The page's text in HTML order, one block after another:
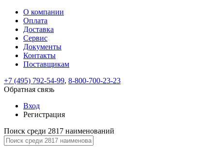
ВходРегистрация
Только
test@example.com
отправлена
по
ней
для
регистрации.
Ок
Только
Восстановление
пароля
Заполните
форму.
Мы
отправим
ссылку
на
указанный
электронный
адрес,
На
вашу
test@test.ru
отправлена
ссылка.
Перейдите
по
Введите
новый
пароль
Пароль
успешно
Войти
Обратная
связь
Сообщение
Ваше
сообщение
успешно
О компании
Оплата
Доставка
Сервис
Документы
Контакты
Поставщикам
+7 (495) 792-54-99, 8-800-700-23-23
Обратная связь
Вход
Регистрация
Поиск среди 2817 наименований